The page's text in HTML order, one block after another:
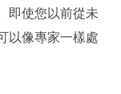
即使您以前從未
以像專家一樣處